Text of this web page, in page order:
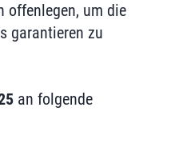
offenlegen, um die
garantieren zu
an folgende